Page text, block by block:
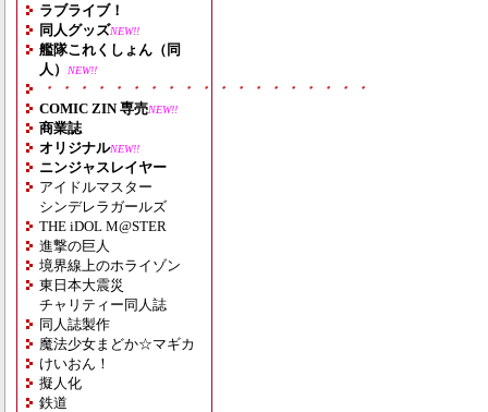
ラブライブ！
同人グッズNEW!!
艦隊これくしょん（同
人）
NEW!!
・・・・・・・・・・・・・・・・・・・
COMIC ZIN 専売NEW!!
商業誌
オリジナルNEW!!
ニンジャスレイヤー
アイドルマスター
シンデレラガールズ
THE iDOL M@STER
進撃の巨人
境界線上のホライゾン
東日本大震災
チャリティー同人誌
同人誌製作
魔法少女まどか☆マギカ
けいおん！
擬人化
鉄道